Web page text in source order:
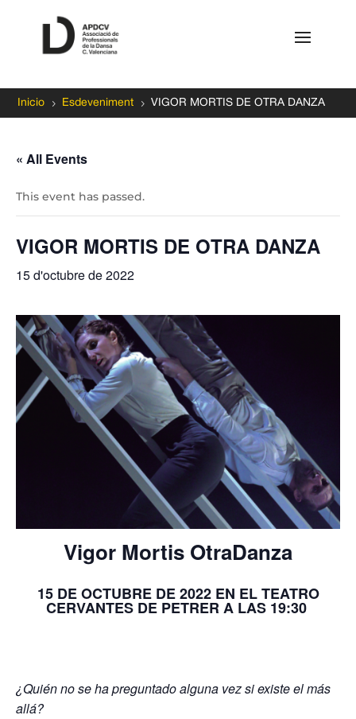
Inicio 5 Esdeveniment 5 VIGOR MORTIS DE OTRA DANZA
« All Events
This event has passed.
VIGOR MORTIS DE OTRA DANZA
15 d'octubre de 2022
Vigor Mortis OtraDanza
15 DE OCTUBRE DE 2022 EN EL TEATRO
CERVANTES DE PETRER A LAS 19:30
¿Quién no se ha preguntado alguna vez si existe el más
allá?